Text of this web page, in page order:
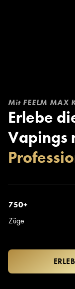
Mit FEELM MAX
Erlebe
Vapings
750+
Züge